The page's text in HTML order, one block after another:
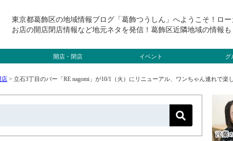
東京都葛飾区の地域情報ブログ「葛飾つうしん」へようこそ！ロ
お店の開店閉店情報など地元ネタを発信！葛飾区近隣地域の情報も
開店・閉店 イベント グ
店 > 立石3丁目のバー「RE nagomi」が10/1（火）にリニューアル、ワンちゃん連れで楽